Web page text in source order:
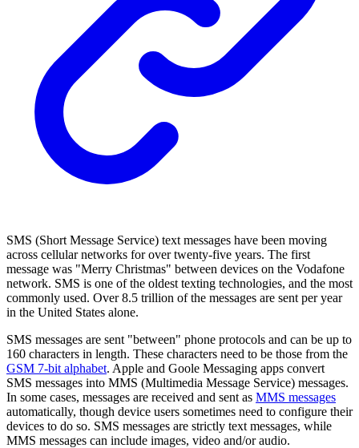
SMS (Short Message Service) text messages have been moving
across cellular networks for over twenty-five years. The first
message was "Merry Christmas" between devices on the Vodafone
network. SMS is one of the oldest texting technologies, and the most
commonly used. Over 8.5 trillion of the messages are sent per year
in the United States alone.
SMS messages are sent "between" phone protocols and can be up to
160 characters in length. These characters need to be those from the
GSM 7-bit alphabet. Apple and Goole Messaging apps convert
SMS messages into MMS (Multimedia Message Service) messages.
In some cases, messages are received and sent as MMS messages
automatically, though device users sometimes need to configure their
devices to do so. SMS messages are strictly text messages, while
MMS messages can include images, video and/or audio.